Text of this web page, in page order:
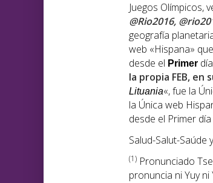
Juegos Olímpicos,
@Rio2016,
geografía
web «Hispana»
desde el Primer
la propia FEB, en
Lituania«, fue la
la Única web
desde el Primer
Salud-Salut-Saúde
(1) Pronunciado
pronuncia ni Yuy ni